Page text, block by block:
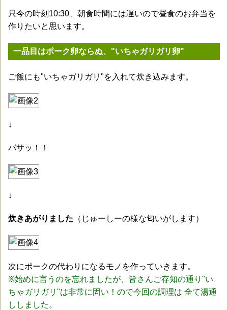
只今の時刻10:30、朝食時間には遅いので昼食のお弁当を
作りたいと思います。
一品目はポーク卵ならぬ、"いちゃガリガリ卵"
ご飯にも"いちゃガリガリ"を入れて炊き込みます。
↓
バサッ！！
↓
炊きあがりました （じゅーしーの様な匂いがします）
次にポークの代わりになるモノを作っていきます。
※始めに言うのを忘れましたが、皆さんご存知の通り"い
ちゃガリガリ"は非常に固い！ので今回の調理は 全て湯通
ししました。